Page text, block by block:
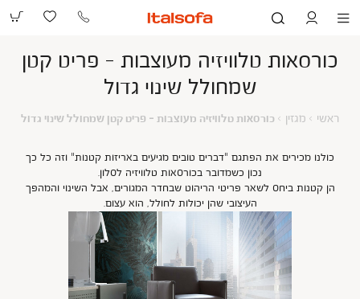
073-
כורסאות טלוויזיה מעוצבות - פריט קטן
שמחולל שינוי גדול
ראשי ראשי
מגזין מגזין
כורסאות טלוויזיה מעוצבות - פריט קטן שמחולל שינוי גדול
כולנו מכירים את הפתגם "דברים טובים מגיעים באריזות קטנות" וזה כל כך
נכון כשמדובר בכורסאות טלוויזיה לסלון.
הן קטנות ביחס לשאר פריטי הריהוט שבחדר המגורים, אבל השינוי והמהפך
העיצובי שהן יכולות לחולל, הוא עצום.